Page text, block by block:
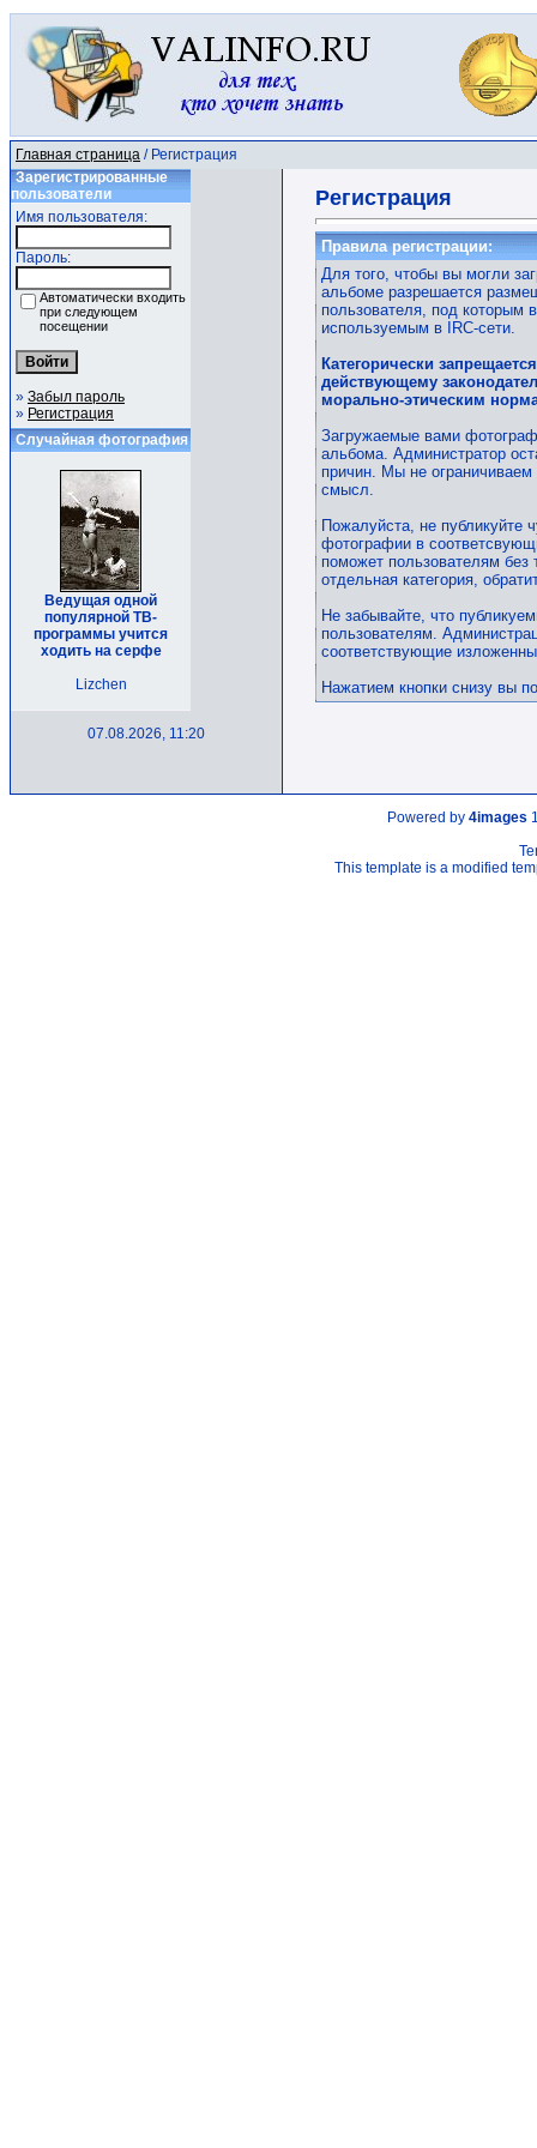
Главная страница / Регистрация
Зарегистрированные
пользователи
Имя пользователя:
Пароль:
Автоматически входить
при следующем
посещении
» Забыл пароль
» Регистрация
Случайная фотография
Ведущая одной
популярной ТВ-
программы учится
ходить на серфе
Lizchen
07.08.2026, 11:20
Регистрация
Правила регистрации:
Для того, чтобы вы могли
альбоме разрешается
пользователя, под которым
используемым в IRC-сети.
Категорически
действующему
морально-этическим
Загружаемые вами
альбома. Администратор
причин. Мы не
смысл.
Пожалуйста, не публикуйте
фотографии в
поможет пользователям
отдельная категория,
Не забывайте, что
пользователям.
соответствующие
Нажатием кнопки снизу вы
Powered by 4images
This template is a modified